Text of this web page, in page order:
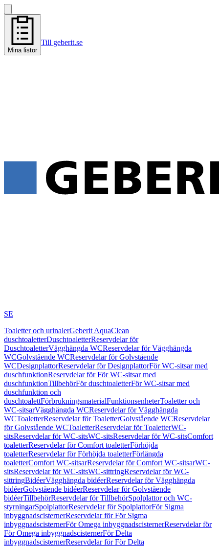
Mina listor
Till geberit.se
SE
Toaletter och urinalerGeberit AquaClean
duschtoaletterDuschtoaletterReservdelar för
DuschtoaletterVägghängda WCReservdelar för Vägghängda
WCGolvstående WCReservdelar för Golvstående
WCDesignplattorReservdelar för DesignplattorFör WC-sitsar med
duschfunktionReservdelar för För WC-sitsar med
duschfunktionTillbehörFör duschtoaletterFör WC-sitsar med
duschfunktion och
duschtoalettFörbrukningsmaterialFunktionsenheterToaletter och
WC-sitsarVägghängda WCReservdelar för Vägghängda
WCToaletterReservdelar för ToaletterGolvstående WCReservdelar
för Golvstående WCToaletterReservdelar för ToaletterWC-
sitsReservdelar för WC-sitsWC-sitsReservdelar för WC-sitsComfort
toaletterReservdelar för Comfort toaletterFörhöjda
toaletterReservdelar för Förhöjda toaletterFörlängda
toaletterComfort WC-sitsarReservdelar för Comfort WC-sitsarWC-
sitsReservdelar för WC-sitsWC-sittringReservdelar för WC-
sittringBidéerVägghängda bidéerReservdelar för Vägghängda
bidéerGolvstående bidéerReservdelar för Golvstående
bidéerTillbehörReservdelar för TillbehörSpolplattor och WC-
styrningarSpolplattorReservdelar för SpolplattorFör Sigma
inbyggnadscisternerReservdelar för För Sigma
inbyggnadscisternerFör Omega inbyggnadscisternerReservdelar för
För Omega inbyggnadscisternerFör Delta
inbyggnadscisternerReservdelar för För Delta